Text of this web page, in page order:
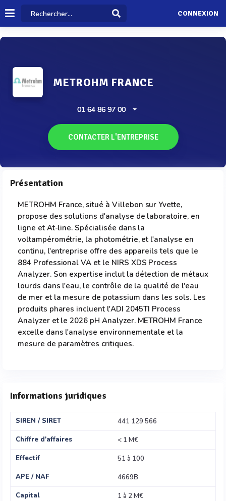
CONNEXION
METROHM FRANCE
01 64 86 97 00
CONTACTER L'ENTREPRISE
Présentation
METROHM France, situé à Villebon sur Yvette,
propose des solutions d'analyse de laboratoire, en
ligne et At-line. Spécialisée dans la
voltampérométrie, la photométrie, et l'analyse en
continu, l'entreprise offre des appareils tels que le
884 Professional VA et le NIRS XDS Process
Analyzer. Son expertise inclut la détection de métaux
lourds dans l'eau, le contrôle de la qualité de l'eau
de mer et la mesure de potassium dans les sols. Les
produits phares incluent l'ADI 2045TI Process
Analyzer et le 2026 pH Analyzer. METROHM France
excelle dans l'analyse environnementale et la
mesure de paramètres critiques.
Informations juridiques
SIREN / SIRET
441 129 566
Chiffre d'affaires
< 1 M€
Effectif
51 à 100
APE / NAF
4669B
Capital
1 à 2 M€